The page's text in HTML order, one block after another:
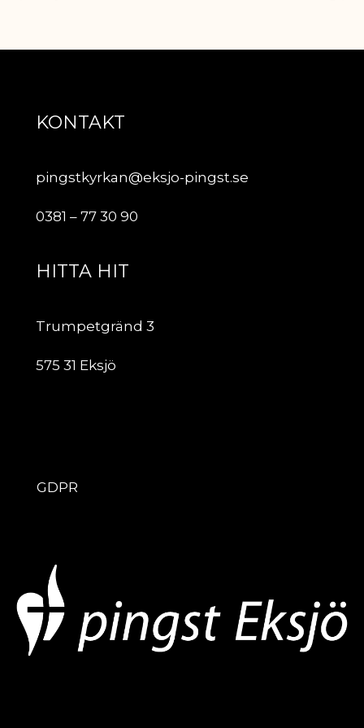
KONTAKT
pingstkyrkan@eksjo-pingst.se
0381 – 77 30 90
HITTA HIT
Trumpetgränd 3
575 31 Eksjö
GDPR